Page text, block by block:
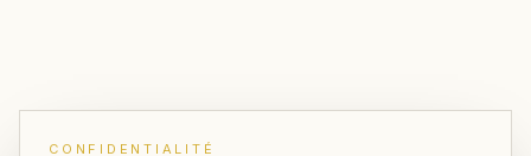
CONFIDENTIALITÉ